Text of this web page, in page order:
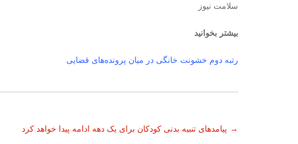
سلامت نیوز
بیشتر بخوانید
رتبه دوم خشونت خانگی در میان پرونده‌های قضایی
ناوبری
پیامدهای تنبیه بدنی کودکان برای یک دهه ادامه پیدا خواهد کرد →